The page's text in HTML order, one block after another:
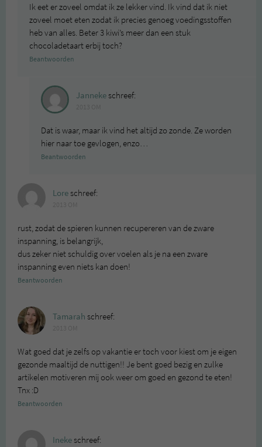
Ik eet er zoveel omdat ik ze lekker vind. Ik vind dat ik niet
zoveel moet eten zodat ik precies genoeg voedingsstoffen
heb van alles. Beter 3 kiwi’s meer dan een stuk
chocoladetaart erbij toch?
Beantwoorden
Jannekeschreef:
Dat is waar, maar ik vind het altijd zo zonde. Ze worden
hier naar toe gevlogen, enzo…
Beantwoorden
Loreschreef:
rust, zodat de spieren kunnen recupereren van de zware
inspanning, is belangrijk,
dus zeker niet schuldig over voelen als je na een zware
inspanning even niets kan doen!
Beantwoorden
Tamarah schreef:
Wat goed dat je zelfs op vakantie er toch voor kiest om je eigen
gezonde maaltijd de nuttigen!! Je bent goed bezig en zulke
artikelen motiveren mij ook weer om goed en gezond te eten!
Tnx :D
Beantwoorden
Inekeschreef: